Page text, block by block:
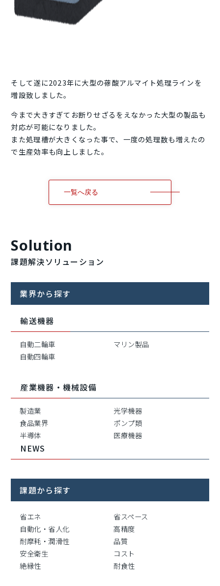
そして遂に2023年に大型の蓚酸アルマイト処理ラインを
増設致しました。
今まで大きすぎてお断りせざるをえなかった大型の製品も
対応が可能になりました。
また処理槽が大きくなった事で、一度の処理数も増えたの
で生産効率も向上しました。
一覧へ戻る
Solution
課題解決ソリューション
業界から探す
輸送機器
自動二輪車
マリン製品
自動四輪車
産業機器・機械設備
製造業
光学機器
食品業界
ポンプ類
半導体
医療機器
NEWS
課題から探す
省エネ
省スペース
自動化・省人化
高精度
耐摩耗・潤滑性
品質
安全衛生
コスト
絶縁性
耐食性